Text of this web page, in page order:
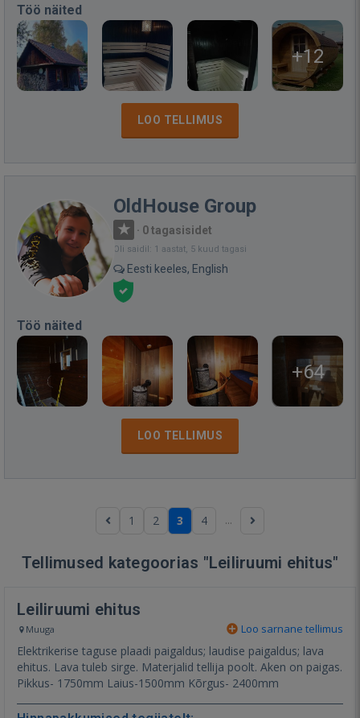
Töö näited
+12
LOO TELLIMUS
OldHouse Group
· 0 tagasisidet
Oli saidil: 1 aastat, 5 kuud tagasi
Eesti keeles, English
Töö näited
+64
LOO TELLIMUS
1 2 3 4 ...
Tellimused kategoorias "Leiliruumi ehitus"
Leiliruumi ehitus
Muuga Loo sarnane tellimus
Elektrikerise taguse plaadi paigaldus; laudise paigaldus; lava
ehitus. Lava tuleb sirge. Materjalid tellija poolt. Aken on paigas.
Pikkus- 1750mm Laius-1500mm Kõrgus- 2400mm